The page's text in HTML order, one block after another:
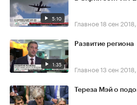
5:10 Главное18 сен
1:35
Развитие региона
Главное13 сен
Тереза Мэй о